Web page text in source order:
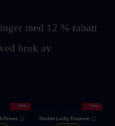
med 12 % rabatt
bruk av